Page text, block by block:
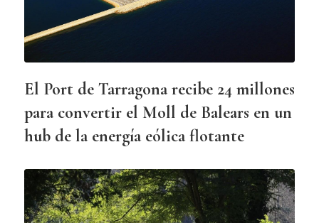
El Port de Tarragona recibe 24 millones
para convertir el Moll de Balears en un
hub de la energía eólica flotante